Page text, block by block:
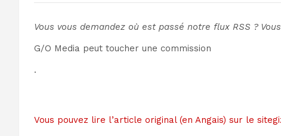
Vous vous demandez où est passé notre flux RSS ?
G/O Media peut toucher une commission
.
Vous pouvez lire l’article original (en Angais) sur le